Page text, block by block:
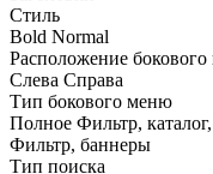
Стиль
Bold Normal
Расположение
Слева Справа
Тип бокового меню
Полное Фильтр,
Фильтр, баннеры
Тип поиска